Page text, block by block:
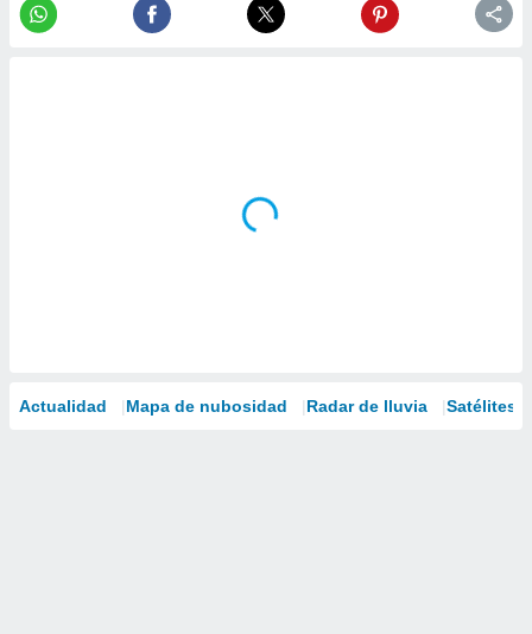
Actualidad Mapa de nubosidad Radar de lluvia Satélites